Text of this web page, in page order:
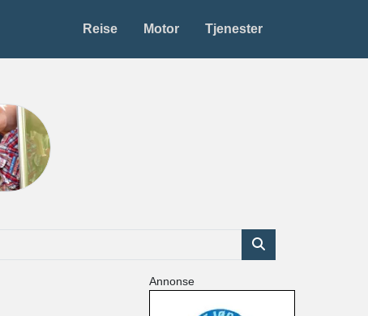
Reise Motor Tjenester
Annonse